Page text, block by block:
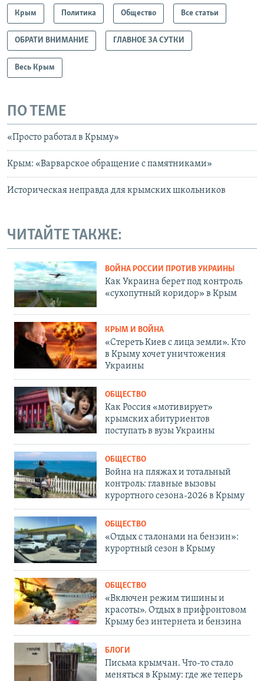
Крым Политика Общество Все статьи
ОБРАТИ ВНИМАНИЕ ГЛАВНОЕ ЗА СУТКИ
Весь Крым
ПО ТЕМЕ
«Просто работал в Крыму»
Крым: «Варварское обращение с памятниками»
Историческая неправда для крымских школьников
ЧИТАЙТЕ ТАКЖЕ:
ВОЙНА РОССИИ ПРОТИВ УКРАИНЫ
Как Украина берет под контроль
«сухопутный коридор» в Крым
КРЫМ И ВОЙНА
«Стереть Киев с лица земли». Кто
в Крыму хочет уничтожения
Украины
ОБЩЕСТВО
Как Россия «мотивирует»
крымских абитуриентов
поступать в вузы Украины
ОБЩЕСТВО
Война на пляжах и тотальный
контроль: главные вызовы
курортного сезона-2026 в Крыму
ОБЩЕСТВО
«Отдых с талонами на бензин»:
курортный сезон в Крыму
ОБЩЕСТВО
«Включен режим тишины и
красоты». Отдых в прифронтовом
Крыму без интернета и бензина
БЛОГИ
Письма крымчан. Что-то стало
меняться в Крыму: где же теперь